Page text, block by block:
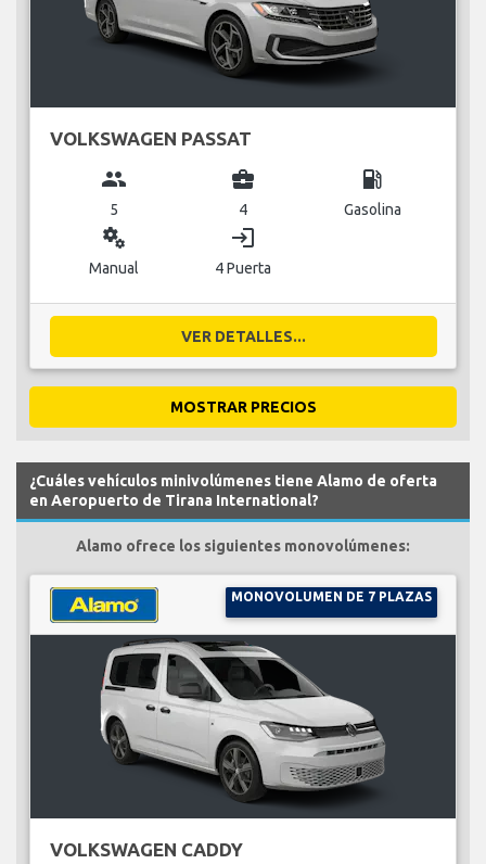
VOLKSWAGEN PASSAT
group
5
business_center
4
local_gas_station
Gasolina
miscellaneous_services
Manual
login
4 Puerta
VER DETALLES...
MOSTRAR PRECIOS
¿Cuáles vehículos minivolúmenes tiene Alamo de oferta
en Aeropuerto de Tirana International?
Alamo ofrece los siguientes monovolúmenes:
MONOVOLUMEN DE 7 PLAZAS
VOLKSWAGEN CADDY